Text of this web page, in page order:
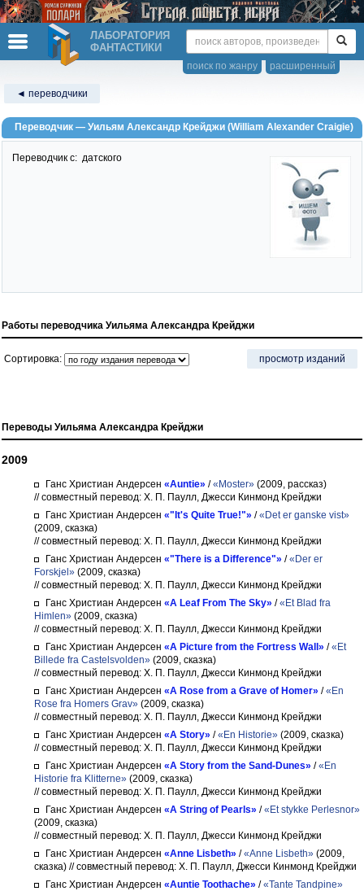
ЛАБОРАТОРИЯ
ФАНТАСТИКИ
расширенный
поиск по жанру
◄ переводчики
Переводчик — Уильям Александр Крейджи (William Alexander Craigie)
Переводчик c: датского
Работы переводчика Уильяма Александра Крейджи
Сортировка: просмотр изданий
Переводы Уильяма Александра Крейджи
2009
Ганс Христиан Андерсен «Auntie» /«Moster» (2009, рассказ)
// совместный перевод: Х. П. Паулл, Джесси Кинмонд Крейджи
Ганс Христиан Андерсен «"It's Quite True!"» /«Det er ganske vist»
(2009, сказка)
// совместный перевод: Х. П. Паулл, Джесси Кинмонд Крейджи
Ганс Христиан Андерсен «"There is a Difference"» /«Der er
Forskjel» (2009, сказка)
// совместный перевод: Х. П. Паулл, Джесси Кинмонд Крейджи
Ганс Христиан Андерсен «A Leaf From The Sky» /«Et Blad fra
Himlen» (2009, сказка)
// совместный перевод: Х. П. Паулл, Джесси Кинмонд Крейджи
Ганс Христиан Андерсен «A Picture from the Fortress Wall» /«Et
Billede fra Castelsvolden» (2009, сказка)
// совместный перевод: Х. П. Паулл, Джесси Кинмонд Крейджи
Ганс Христиан Андерсен «A Rose from a Grave of Homer» /«En
Rose fra Homers Grav» (2009, сказка)
// совместный перевод: Х. П. Паулл, Джесси Кинмонд Крейджи
Ганс Христиан Андерсен «A Story» /«En Historie» (2009, сказка)
// совместный перевод: Х. П. Паулл, Джесси Кинмонд Крейджи
Ганс Христиан Андерсен «A Story from the Sand-Dunes» /«En
Historie fra Klitterne» (2009, сказка)
// совместный перевод: Х. П. Паулл, Джесси Кинмонд Крейджи
Ганс Христиан Андерсен «A String of Pearls» /«Et stykke Perlesnor»
(2009, сказка)
// совместный перевод: Х. П. Паулл, Джесси Кинмонд Крейджи
Ганс Христиан Андерсен «Anne Lisbeth» /«Anne Lisbeth» (2009,
сказка) // совместный перевод: Х. П. Паулл, Джесси Кинмонд Крейджи
Ганс Христиан Андерсен «Auntie Toothache» /«Tante Tandpine»